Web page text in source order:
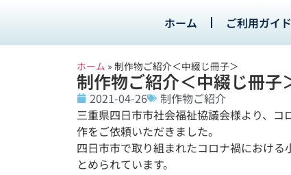
ホーム ご利用ガイド
ホーム » 制作物ご紹介＜中綴じ冊子＞
制作物ご紹介＜中綴じ冊子
2021-04-26
制作物ご紹介
三重県四日市市社会福祉協議会様より、
作をご依頼いただきました。
四日市市で取り組まれたコロナ禍におけ
とめられています。